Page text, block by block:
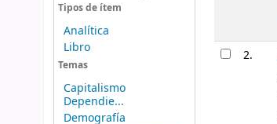
Tipos de ítem
Analítica
Libro
Temas
Capitalismo
Dependie...
Demografía
2.